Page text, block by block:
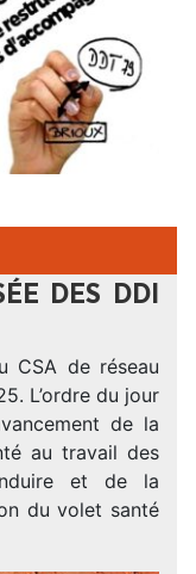
DES DDI
CSA de réseau
L’ordre du jour
de la
au travail des
et de la
du volet santé